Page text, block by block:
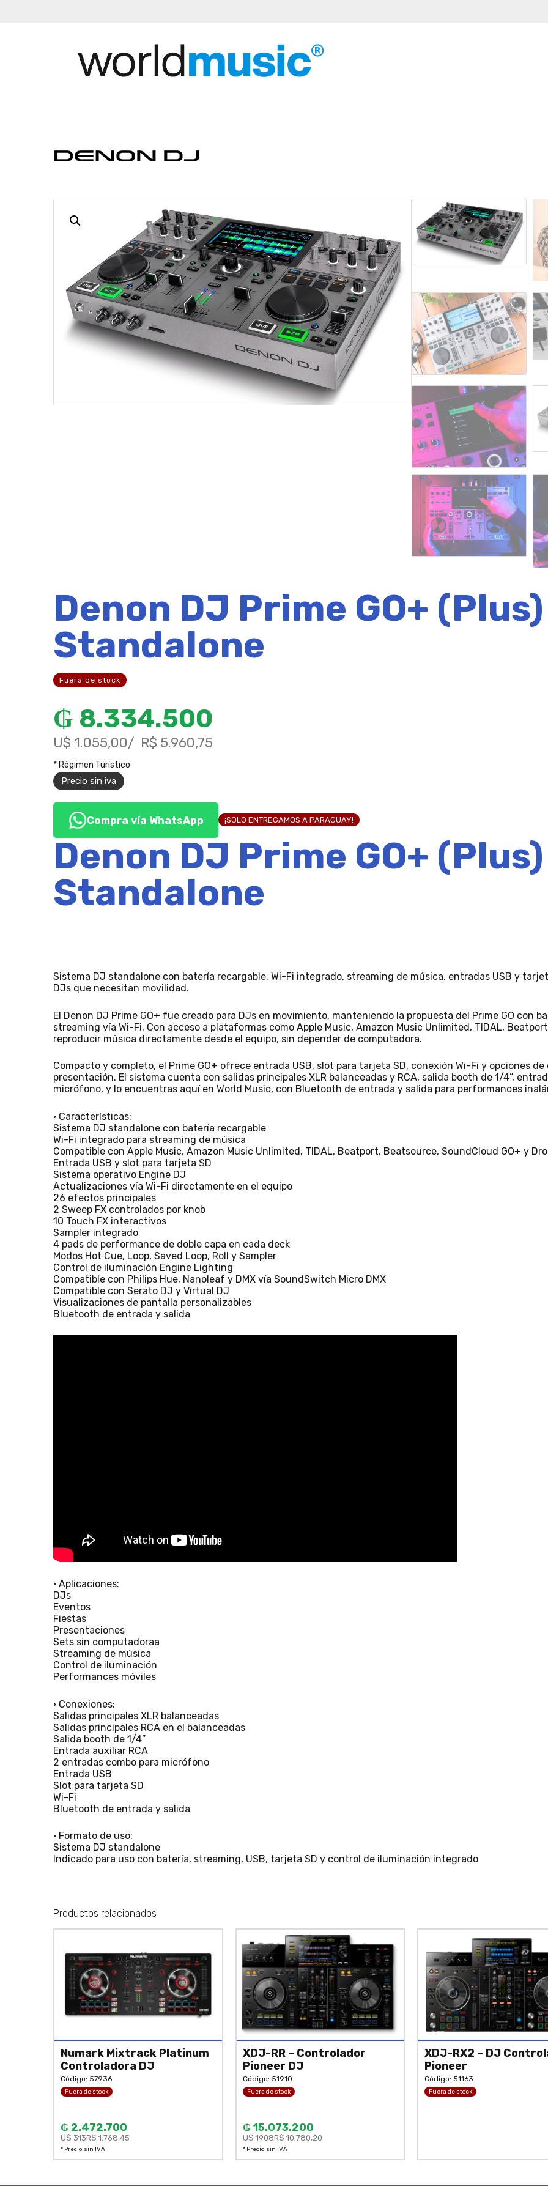
Denon DJ Prime GO+
Standalone
Fuera de stock
₲ 8.334.500
U$ 1.055,00 R$ 5.960,75
* Régimen Turístico
Precio sin iva
Compra vía WhatsApp ¡SOLO ENTREGAMOS A PARAGUAY!
Denon DJ Prime GO+
Standalone
Sistema DJ standalone con batería recargable, Wi-Fi integrado, streaming de música, entradas USB y
DJs que necesitan movilidad.
El Denon DJ Prime GO+ fue creado para DJs en movimiento, manteniendo la propuesta del Prime GO con
streaming vía Wi-Fi. Con acceso a plataformas como Apple Music, Amazon Music Unlimited, TIDAL,
reproducir música directamente desde el equipo, sin depender de computadora.
Compacto y completo, el Prime GO+ ofrece entrada USB, slot para tarjeta SD, conexión Wi-Fi y opciones
presentación. El sistema cuenta con salidas principales XLR balanceadas y RCA, salida booth de 1/4”,
micrófono, y lo encuentras aquí en World Music, con Bluetooth de entrada y salida para performances
• Características:
Sistema DJ standalone con batería recargable
Wi-Fi integrado para streaming de música
Compatible con Apple Music, Amazon Music Unlimited, TIDAL, Beatport, Beatsource, SoundCloud GO+ y
Entrada USB y slot para tarjeta SD
Sistema operativo Engine DJ
Actualizaciones vía Wi-Fi directamente en el equipo
26 efectos principales
2 Sweep FX controlados por knob
10 Touch FX interactivos
Sampler integrado
4 pads de performance de doble capa en cada deck
Modos Hot Cue, Loop, Saved Loop, Roll y Sampler
Control de iluminación Engine Lighting
Compatible con Philips Hue, Nanoleaf y DMX vía SoundSwitch Micro DMX
Compatible con Serato DJ y Virtual DJ
Visualizaciones de pantalla personalizables
Bluetooth de entrada y salida
• Aplicaciones:
DJs
Eventos
Fiestas
Presentaciones
Sets sin computadoraa
Streaming de música
Control de iluminación
Performances móviles
• Conexiones:
Salidas principales XLR balanceadas
Salidas principales RCA en el balanceadas
Salida booth de 1/4”
Entrada auxiliar RCA
2 entradas combo para micrófono
Entrada USB
Slot para tarjeta SD
Wi-Fi
Bluetooth de entrada y salida
• Formato de uso:
Sistema DJ standalone
Indicado para uso con batería, streaming, USB, tarjeta SD y control de iluminación integrado
Productos relacionados
Numark Mixtrack Platinum
Controladora DJ
Código: 57936
Fuera de stock
₲ 2.472.700
U$ 313R$ 1.768,45
* Precio sin IVA
XDJ-RR – Controlador
Pioneer DJ
Código: 51910
Fuera de stock
₲ 15.073.200
U$ 1908R$ 10.780,20
* Precio sin IVA
XDJ-RX2 – DJ
Pioneer
Código: 51163
Fuera de stock